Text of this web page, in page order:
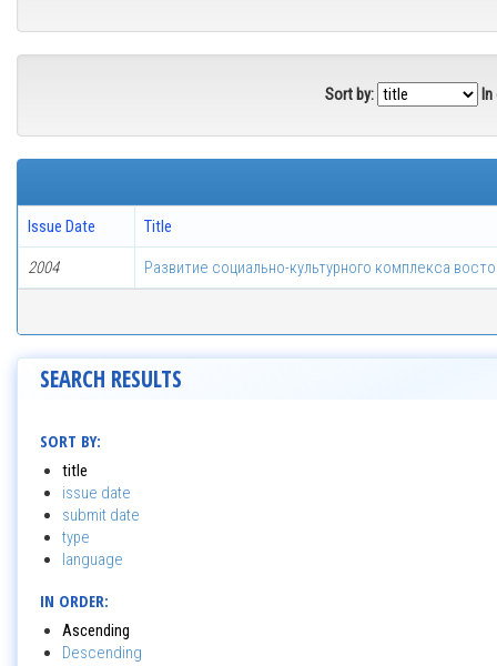
Sort by: In
Issue Date Title
2004 Развитие социально-культурного комплекса
SEARCH RESULTS
SORT BY:
title
issue date
submit date
type
language
IN ORDER:
Ascending
Descending